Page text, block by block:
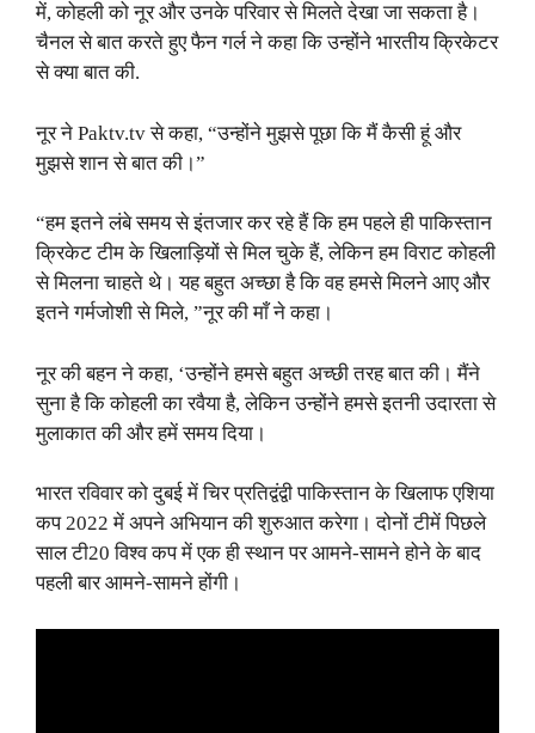
में, कोहली को नूर और उनके परिवार से मिलते देखा जा सकता है।
चैनल से बात करते हुए फैन गर्ल ने कहा कि उन्होंने भारतीय क्रिकेटर
से क्या बात की.
नूर ने Paktv.tv से कहा, “उन्होंने मुझसे पूछा कि मैं कैसी हूं और
मुझसे शान से बात की।”
“हम इतने लंबे समय से इंतजार कर रहे हैं कि हम पहले ही पाकिस्तान
क्रिकेट टीम के खिलाड़ियों से मिल चुके हैं, लेकिन हम विराट कोहली
से मिलना चाहते थे। यह बहुत अच्छा है कि वह हमसे मिलने आए और
इतने गर्मजोशी से मिले, ”नूर की माँ ने कहा।
नूर की बहन ने कहा, ‘उन्होंने हमसे बहुत अच्छी तरह बात की। मैंने
सुना है कि कोहली का रवैया है, लेकिन उन्होंने हमसे इतनी उदारता से
मुलाकात की और हमें समय दिया।
भारत रविवार को दुबई में चिर प्रतिद्वंद्वी पाकिस्तान के खिलाफ एशिया
कप 2022 में अपने अभियान की शुरुआत करेगा। दोनों टीमें पिछले
साल टी20 विश्व कप में एक ही स्थान पर आमने-सामने होने के बाद
पहली बार आमने-सामने होंगी।